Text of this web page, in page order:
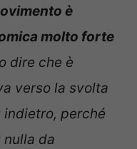
è
molto forte
dire che è
verso la svolta
indietro, perché
nulla da